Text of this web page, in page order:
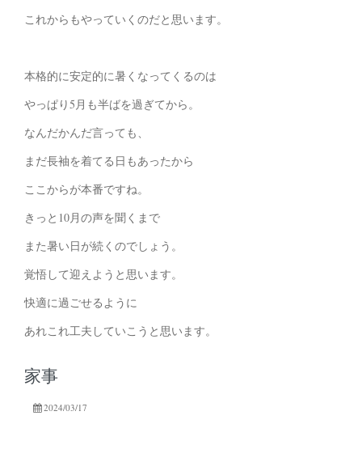
これからもやっていくのだと思います。
本格的に安定的に暑くなってくるのは
やっぱり5月も半ばを過ぎてから。
なんだかんだ言っても、
まだ長袖を着てる日もあったから
ここからが本番ですね。
きっと10月の声を聞くまで
また暑い日が続くのでしょう。
覚悟して迎えようと思います。
快適に過ごせるように
あれこれ工夫していこうと思います。
家事
2024/03/17